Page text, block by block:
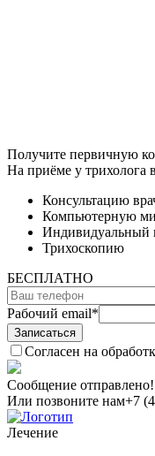
Получите первичную
На приёме у трихолога
Консультацию
Компьютерную
Индивидуальный
Трихоскопию
БЕСПЛАТНО
Рабочий email*
Согласен на
Сообщение отправлено!
Или позвоните нам+7
Лечение